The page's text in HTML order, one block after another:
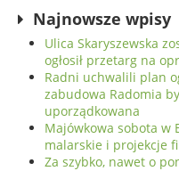
Najnowsze wpisy
Ulica Skaryszewska
ogłosił przetarg na
Radni uchwalili plan
zabudowa Radomia
uporządkowana
Majówkowa sobota w
malarskie i projekcje
Za szybko, nawet o